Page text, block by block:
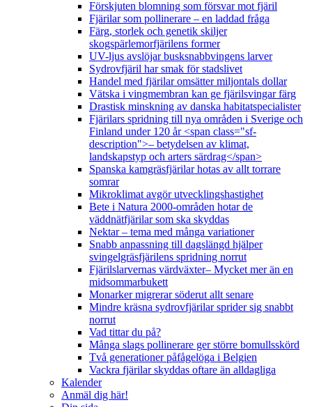
Förskjuten blomning som försvar mot fjäril
Fjärilar som pollinerare – en laddad fråga
Färg, storlek och genetik skiljer
skogspärlemorfjärilens former
UV-ljus avslöjar busksnabbvingens larver
Sydrovfjäril har smak för stadslivet
Handel med fjärilar omsätter miljontals dollar
Vätska i vingmembran kan ge fjärilsvingar färg
Drastisk minskning av danska habitatspecialister
Fjärilars spridning till nya områden i Sverige och
Finland under 120 år <span class="sf-
description">– betydelsen av klimat,
landskapstyp och arters särdrag</span>
Spanska kamgräsfjärilar hotas av allt torrare
somrar
Mikroklimat avgör utvecklingshastighet
Bete i Natura 2000-områden hotar de
väddnätfjärilar som ska skyddas
Nektar – tema med många variationer
Snabb anpassning till dagslängd hjälper
svingelgräsfjärilens spridning norrut
Fjärilslarvernas värdväxter– Mycket mer än en
midsommarbukett
Monarker migrerar söderut allt senare
Mindre kräsna sydrovfjärilar sprider sig snabbt
norrut
Vad tittar du på?
Många slags pollinerare ger större bomullsskörd
Två generationer påfågelöga i Belgien
Vackra fjärilar skyddas oftare än alldagliga
Kalender
Anmäl dig här!